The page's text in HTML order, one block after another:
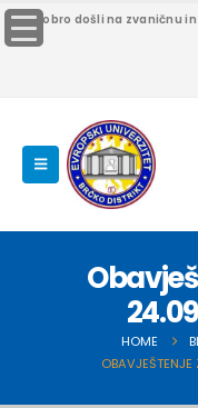
Dobro došli na zvaničnu
HOME